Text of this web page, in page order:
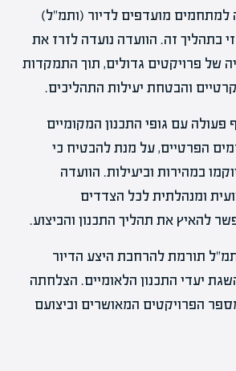
למתחמים מועדפים לדיור (ותמ"ל)
בתהליך זה. הוועדה נועדה לזרז את
של פרויקטים גדולים, תוך התמקדות
והבטחת יעילות התהליכים.
פעולה עם גופי התכנון המקומיים
הפרטיים, על מנת להבטיח כי
במהירות וביעילות. הוועדה
ומנהלתית לכל הצדדים
להאיץ את תהליך התכנון והביצוע.
תורמת להרחבת היצע הדיור
יעדי התכנון הלאומיים. הצלחתה
הפרויקטים המאושרים וביצועם